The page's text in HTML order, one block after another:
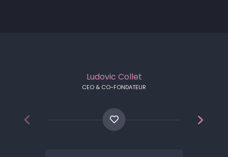
Ludovic Collet
CEO & CO-FONDATEUR